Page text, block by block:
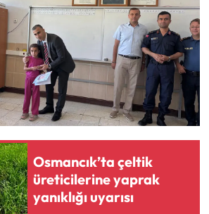
Osmancık’ta çeltik
üreticilerine yaprak
yanıklığı uyarısı